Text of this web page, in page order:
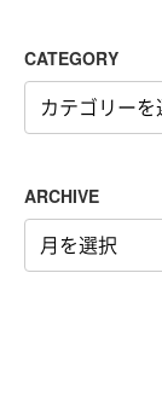
CATEGORY
CATEGORY
ARCHIVE
ARCHIVE